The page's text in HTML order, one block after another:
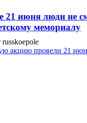
21 июня люди не
мемориалу
russkoepole